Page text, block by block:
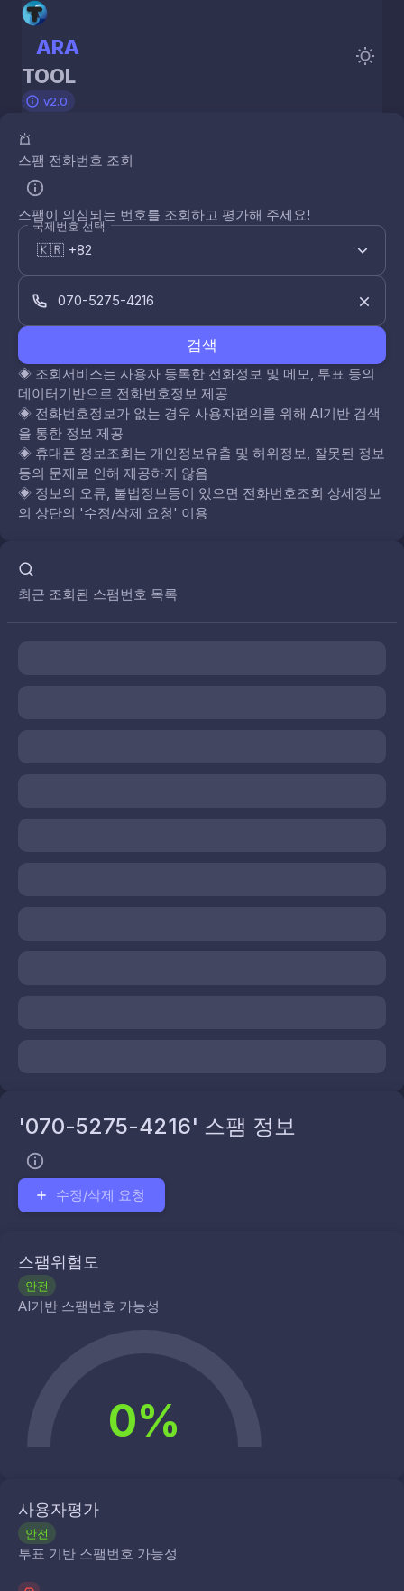
ARA
TOOL
v2.0
스팸 전화번호 조회
스팸이 의심되는 번호를 조회하고 평가해 주세요!
국제번호 선택
검색
◈ 조회서비스는 사용자 등록한 전화정보 및 메모, 투표 등의
데이터기반으로 전화번호정보 제공
◈ 전화번호정보가 없는 경우 사용자편의를 위해 AI기반 검색
을 통한 정보 제공
◈ 휴대폰 정보조회는 개인정보유출 및 허위정보, 잘못된 정보
등의 문제로 인해 제공하지 않음
◈ 정보의 오류, 불법정보등이 있으면 전화번호조회 상세정보
의 상단의 '수정/삭제 요청' 이용
최근 조회된 스팸번호 목록
'070-5275-4216' 스팸 정보
수정/삭제 요청
스팸위험도
안전
AI기반 스팸번호 가능성
0%
사용자평가
안전
투표 기반 스팸번호 가능성